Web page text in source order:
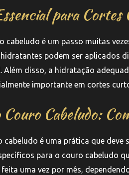
para Cortes
cabeludo é um passo muitas
podem ser aplicados
Além disso, a hidratação
importante em cortes
Cabeludo:
é uma prática que deve
para o couro cabeludo
feita uma vez por mês,